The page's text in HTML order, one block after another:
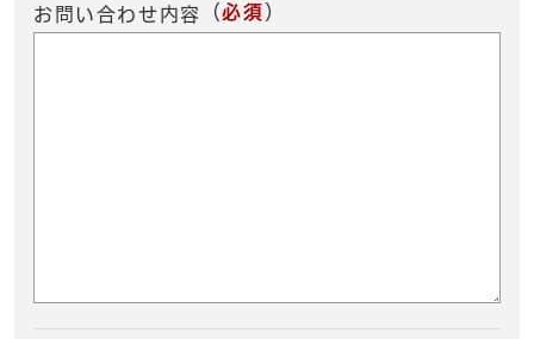
お問い合わせ内容 （必須 ）